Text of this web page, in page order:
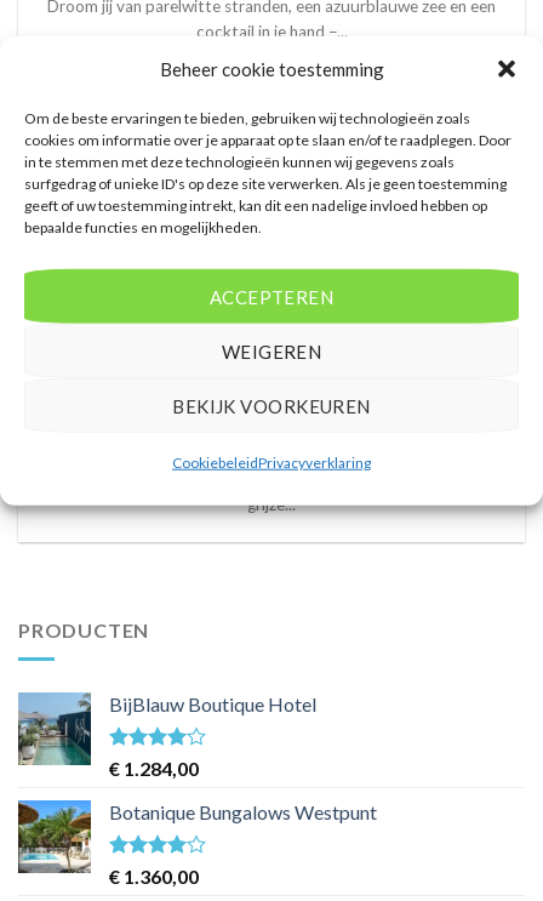
Beheer cookie toestemming
Om de beste ervaringen te bieden, gebruiken wij technologieën zoals
cookies om informatie over je apparaat op te slaan en/of te raadplegen. Door
in te stemmen met deze technologieën kunnen wij gegevens zoals
surfgedrag of unieke ID's op deze site verwerken. Als je geen toestemming
geeft of uw toestemming intrekt, kan dit een nadelige invloed hebben op
bepaalde functies en mogelijkheden.
ACCEPTEREN
WEIGEREN
BEKIJK VOORKEUREN
CookiebeleidPrivacyverklaring
Droom jij van parelwitte stranden, een azuurblauwe zee en een
cocktail in je hand –...
Waarom Curaçao de perfecte zonbestemming is – het hele
grijze...
PRODUCTEN
BijBlauw Boutique Hotel
Waardering
€ 1.284,00
Botanique Bungalows Westpunt
Waardering
€ 1.360,00